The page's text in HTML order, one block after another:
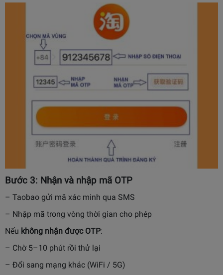
Bước 3: Nhận và nhập mã OTP
– Taobao gửi mã xác minh qua SMS
– Nhập mã trong vòng thời gian cho phép
Nếu không nhận được OTP:
– Chờ 5–10 phút rồi thử lại
– Đổi sang mạng khác (WiFi / 5G)